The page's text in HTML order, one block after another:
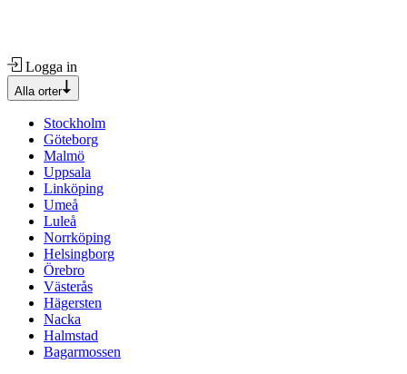
Logga in
Alla orter
Stockholm
Göteborg
Malmö
Uppsala
Linköping
Umeå
Luleå
Norrköping
Helsingborg
Örebro
Västerås
Hägersten
Nacka
Halmstad
Bagarmossen